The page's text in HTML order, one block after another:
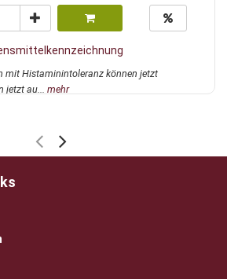
mit Histaminintoleranz können jetzt
jetzt au... mehr